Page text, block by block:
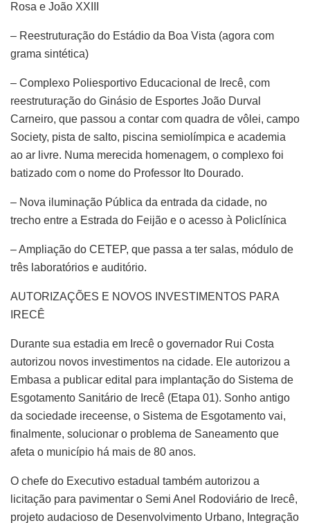
Rosa e João XXIII
– Reestruturação do Estádio da Boa Vista (agora com
grama sintética)
– Complexo Poliesportivo Educacional de Irecê, com
reestruturação do Ginásio de Esportes João Durval
Carneiro, que passou a contar com quadra de vôlei, campo
Society, pista de salto, piscina semiolímpica e academia
ao ar livre. Numa merecida homenagem, o complexo foi
batizado com o nome do Professor Ito Dourado.
– Nova iluminação Pública da entrada da cidade, no
trecho entre a Estrada do Feijão e o acesso à Policlínica
– Ampliação do CETEP, que passa a ter salas, módulo de
três laboratórios e auditório.
AUTORIZAÇÕES E NOVOS INVESTIMENTOS PARA
IRECÊ
Durante sua estadia em Irecê o governador Rui Costa
autorizou novos investimentos na cidade. Ele autorizou a
Embasa a publicar edital para implantação do Sistema de
Esgotamento Sanitário de Irecê (Etapa 01). Sonho antigo
da sociedade ireceense, o Sistema de Esgotamento vai,
finalmente, solucionar o problema de Saneamento que
afeta o município há mais de 80 anos.
O chefe do Executivo estadual também autorizou a
licitação para pavimentar o Semi Anel Rodoviário de Irecê,
projeto audacioso de Desenvolvimento Urbano, Integração